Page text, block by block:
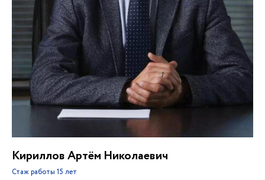
Кириллов Артём Николаевич
Стаж работы 15 лет